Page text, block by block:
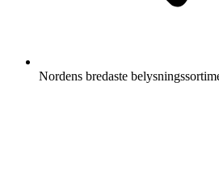
Nordens bredaste